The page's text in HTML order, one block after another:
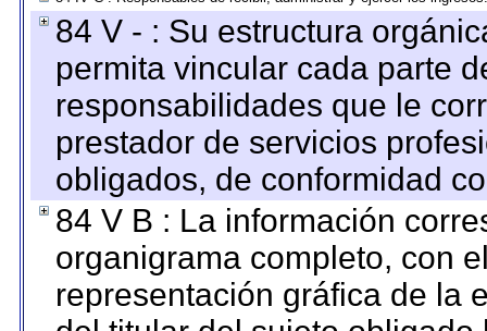
84 V - : Su estructura
permita vincular cada parte
responsabilidades que le
prestador de servicios
obligados, de conformidad
84 V B : La información
organigrama completo, con
representación gráfica de la